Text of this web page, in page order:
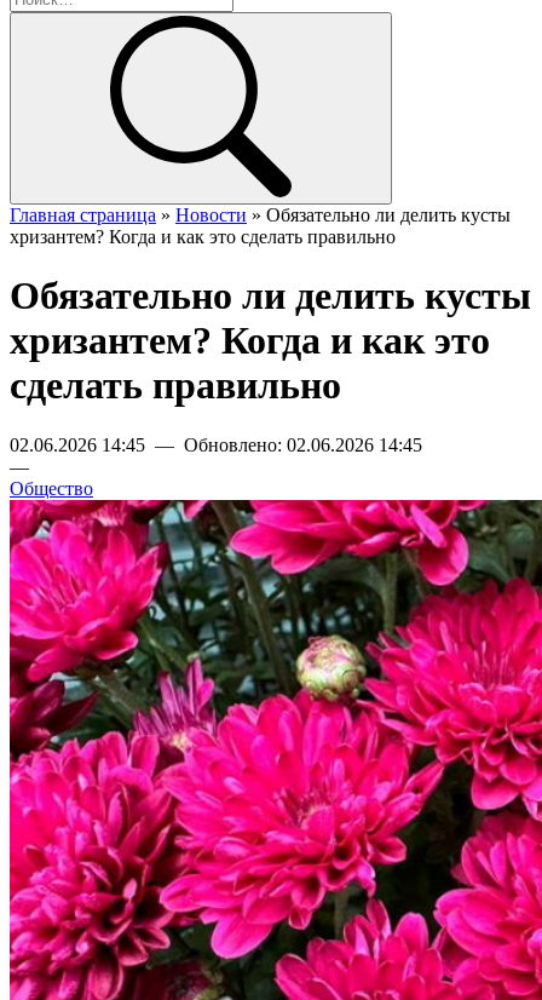
Главная страница » Новости » Обязательно ли делить кусты
хризантем? Когда и как это сделать правильно
Обязательно ли делить кусты
хризантем? Когда и как это
сделать правильно
02.06.2026 14:45 — Обновлено: 02.06.2026 14:45
—
Общество